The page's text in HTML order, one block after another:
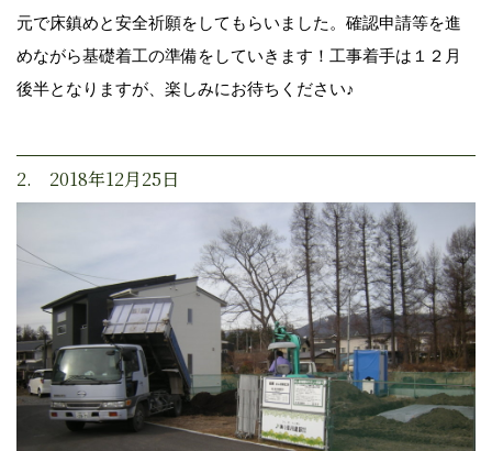
元で床鎮めと安全祈願をしてもらいました。確認申請等を進
めながら基礎着工の準備をしていきます！工事着手は１２月
後半となりますが、楽しみにお待ちください♪
2. 2018年12月25日